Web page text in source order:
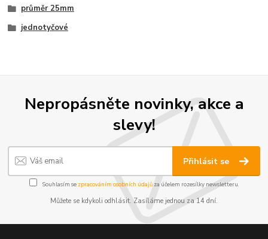
průměr 25mm
jednotyčové
Nepropásněte novinky, akce a
slevy!
Přihlásit se
Souhlasím se zpracováním osobních údajůza účelem rozesílky newsletteru.
Můžete se kdykoli odhlásit. Zasíláme jednou za 14 dní.